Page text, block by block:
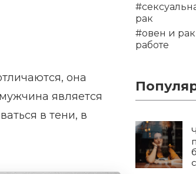
она
является
в тени, в
рак
#овен и
работе